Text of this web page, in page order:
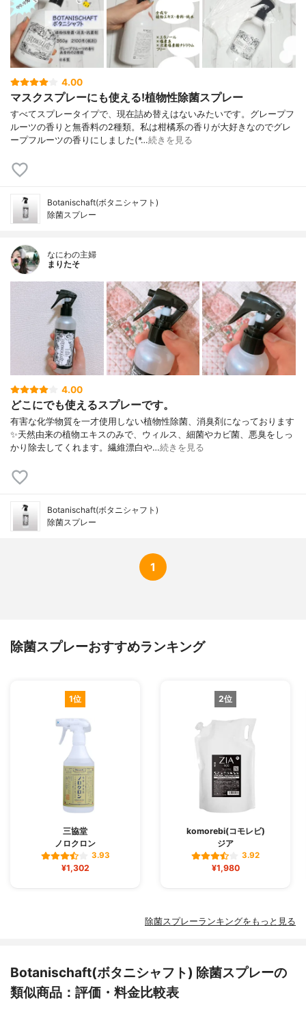
4.00
マスクスプレーにも使える!植物性除菌スプレー
すべてスプレータイプで、現在詰め替えはないみたいです。グレープフ
ルーツの香りと無香料の2種類。私は柑橘系の香りが大好きなのでグレ
ープフルーツの香りにしました(*…続きを見る
Botanischaft(ボタニシャフト)
除菌スプレー
なにわの主婦
まりたそ
4.00
どこにでも使えるスプレーです。
有害な化学物質を一才使用しない植物性除菌、消臭剤になっております
✨天然由来の植物エキスのみで、ウィルス、細菌やカビ菌、悪臭をしっ
かり除去してくれます。繊維漂白や…続きを見る
Botanischaft(ボタニシャフト)
除菌スプレー
1
除菌スプレーおすすめランキング
1位
三協堂
ノロクロン
3.93
¥1,302
2位
komorebi(コモレビ)
ジア
3.92
¥1,980
除菌スプレーランキングをもっと見る
Botanischaft(ボタニシャフト) 除菌スプレーの
類似商品：評価・料金比較表